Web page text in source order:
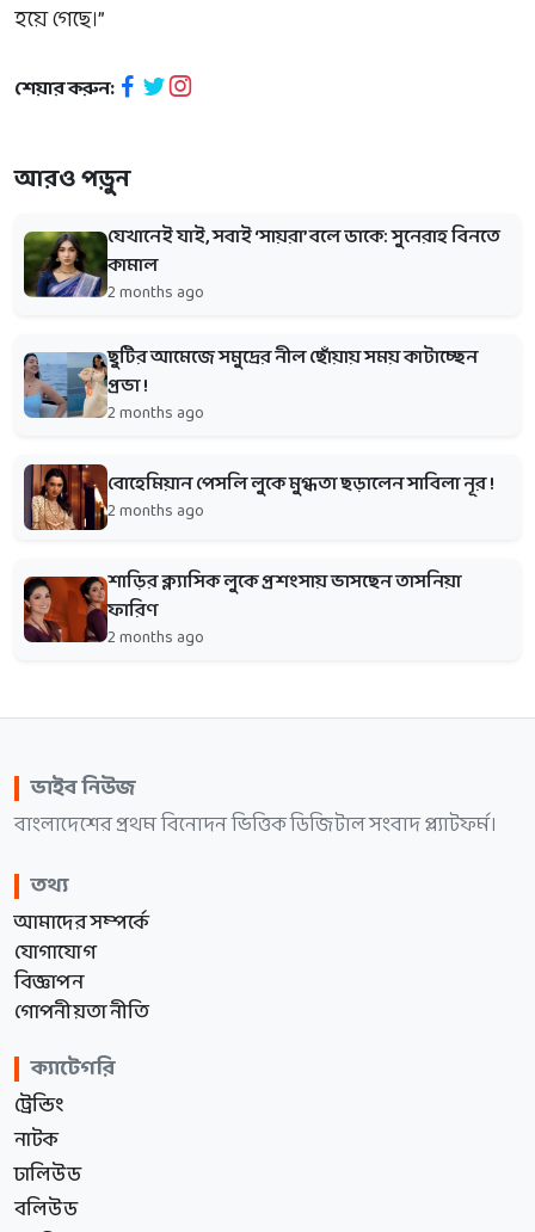
হয়ে গেছে।”
শেয়ার করুন:
আরও পড়ুন
যেখানেই যাই, সবাই ‘সায়রা’ বলে ডাকে: সুনেরাহ বিনতে
কামাল
2 months ago
ছুটির আমেজে সমুদ্রের নীল ছোঁয়ায় সময় কাটাচ্ছেন
প্রভা !
2 months ago
বোহেমিয়ান পেসলি লুকে মুগ্ধতা ছড়ালেন সাবিলা নূর !
2 months ago
শাড়ির ক্ল্যাসিক লুকে প্রশংসায় ভাসছেন তাসনিয়া
ফারিণ
2 months ago
ভাইব নিউজ
বাংলাদেশের প্রথম বিনোদন ভিত্তিক ডিজিটাল সংবাদ প্ল্যাটফর্ম।
তথ্য
আমাদের সম্পর্কে
যোগাযোগ
বিজ্ঞাপন
গোপনীয়তা নীতি
ক্যাটেগরি
ট্রেন্ডিং
নাটক
ঢালিউড
বলিউড